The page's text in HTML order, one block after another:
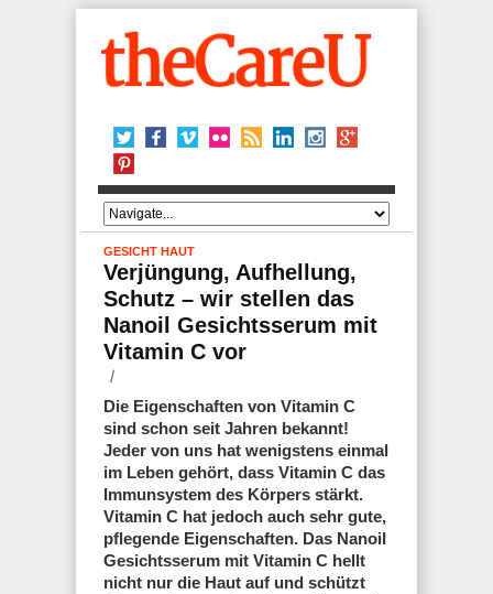
GESICHT HAUT
Verjüngung, Aufhellung,
Schutz – wir stellen das
Nanoil Gesichtsserum mit
Vitamin C vor
Die Eigenschaften von Vitamin C
sind schon seit Jahren bekannt!
Jeder von uns hat wenigstens einmal
im Leben gehört, dass Vitamin C das
Immunsystem des Körpers stärkt.
Vitamin C hat jedoch auch sehr gute,
pflegende Eigenschaften. Das Nanoil
Gesichtsserum mit Vitamin C hellt
nicht nur die Haut auf und schützt